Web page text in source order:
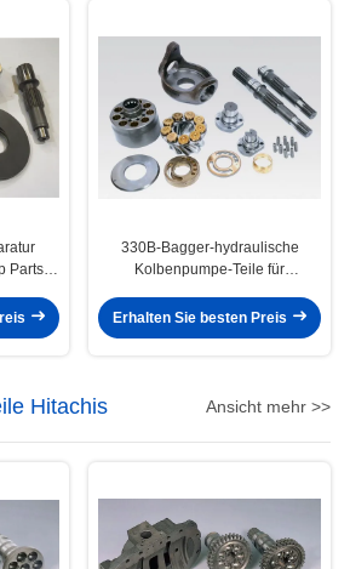
Parts-
330B-Bagger-hydraulische
Kolbenpumpe-Teile für
E200b 320
Erhalten Sie besten Preis
Hitachis Ansicht mehr >>